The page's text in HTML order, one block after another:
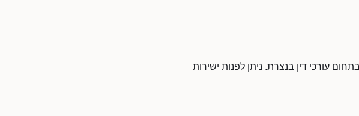
עורכי דין בנצרת. ניתן לפנות ישירות